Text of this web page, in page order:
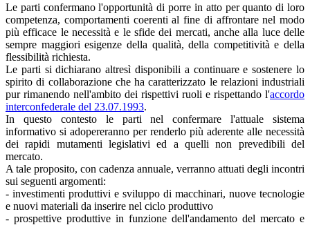
Le parti confermano l'opportunità di porre in atto per quanto di loro
competenza, comportamenti coerenti al fine di affrontare nel modo
più efficace le necessità e le sfide dei mercati, anche alla luce delle
sempre maggiori esigenze della qualità, della competitività e della
flessibilità richiesta.
Le parti si dichiarano altresì disponibili a continuare e sostenere lo
spirito di collaborazione che ha caratterizzato le relazioni industriali
pur rimanendo nell'ambito dei rispettivi ruoli e rispettando l'accordo
interconfederale del 23.07.1993.
In questo contesto le parti nel confermare l'attuale sistema
informativo si adopereranno per renderlo più aderente alle necessità
dei rapidi mutamenti legislativi ed a quelli non prevedibili del
mercato.
A tale proposito, con cadenza annuale, verranno attuati degli incontri
sui seguenti argomenti:
- investimenti produttivi e sviluppo di macchinari, nuove tecnologie
e nuovi materiali da inserire nel ciclo produttivo
- prospettive produttive in funzione dell'andamento del mercato e